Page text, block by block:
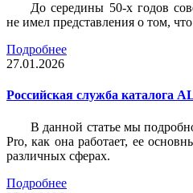
До середины 50-х годов
не имел представления о том,
Подробнее
27.01.2026
Российская служба каталога
В данной статье мы
Pro, как она работает, ее
различных сферах.
Подробнее